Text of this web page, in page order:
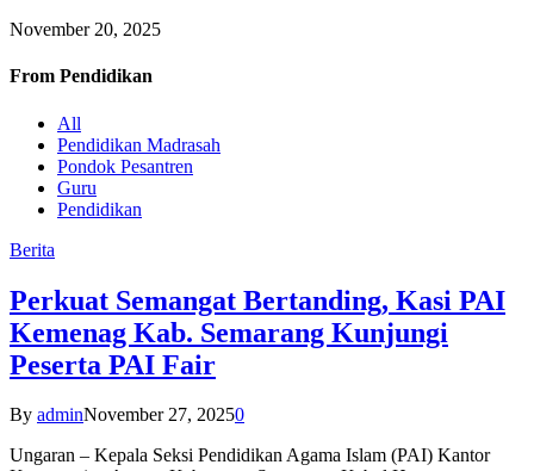
November 20, 2025
From Pendidikan
All
Pendidikan Madrasah
Pondok Pesantren
Guru
Pendidikan
Berita
Perkuat Semangat Bertanding, Kasi PAI
Kemenag Kab. Semarang Kunjungi
Peserta PAI Fair
By adminNovember 27, 20250
Ungaran – Kepala Seksi Pendidikan Agama Islam (PAI) Kantor